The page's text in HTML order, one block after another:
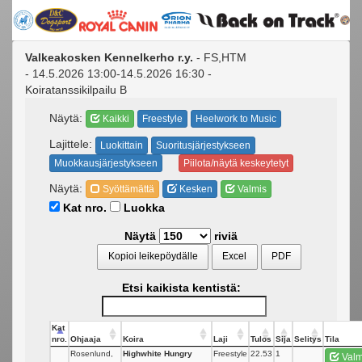
Valkeakosken Kennelkerho r.y. - FS,HTM
- 14.5.2026 13:00-14.5.2026 16:30 -
Koiratanssikilpailu B
Näytä: Kaikki Freestyle Heelwork to Music
Lajittele: Luokittain
Suoritusjärjestykseen
Muokkausjärjestykseen
Piilota/näytä keskeytetyt
Näytä: Syöttämättä Kesken Valmis
Kat nro. Luokka
Näytä riviä
Kopioi leikepöydälle Excel PDF
Etsi kaikista kentistä:
Kat
nro.
Ohjaaja Koira Laji Tulos Sija Selitys Tila
Rosenlund,
Highwhite Hungry
Freestyle 22.53 1